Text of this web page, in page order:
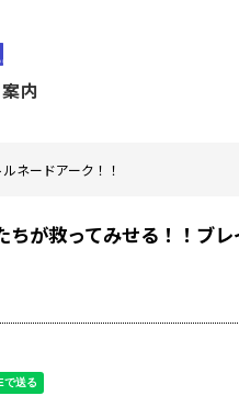
内
ネードアーク！！
が救ってみせる！！ブ